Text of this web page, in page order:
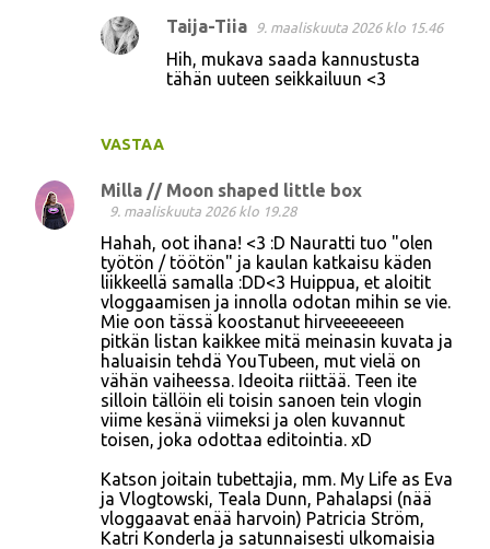
VASTAA
Taija-Tiia 9. maaliskuuta 2026 klo 15.46
Hih, mukava saada kannustusta
tähän uuteen seikkailuun <3
Milla // Moon shaped little box
9. maaliskuuta 2026 klo 19.28
Hahah, oot ihana! <3 :D Nauratti tuo "olen
työtön / töötön" ja kaulan katkaisu käden
liikkeellä samalla :DD<3 Huippua, et aloitit
vloggaamisen ja innolla odotan mihin se vie.
Mie oon tässä koostanut hirveeeeeeen
pitkän listan kaikkee mitä meinasin kuvata ja
haluaisin tehdä YouTubeen, mut vielä on
vähän vaiheessa. Ideoita riittää. Teen ite
silloin tällöin eli toisin sanoen tein vlogin
viime kesänä viimeksi ja olen kuvannut
toisen, joka odottaa editointia. xD
Katson joitain tubettajia, mm. My Life as Eva
ja Vlogtowski, Teala Dunn, Pahalapsi (nää
vloggaavat enää harvoin) Patricia Ström,
Katri Konderla ja satunnaisesti ulkomaisia